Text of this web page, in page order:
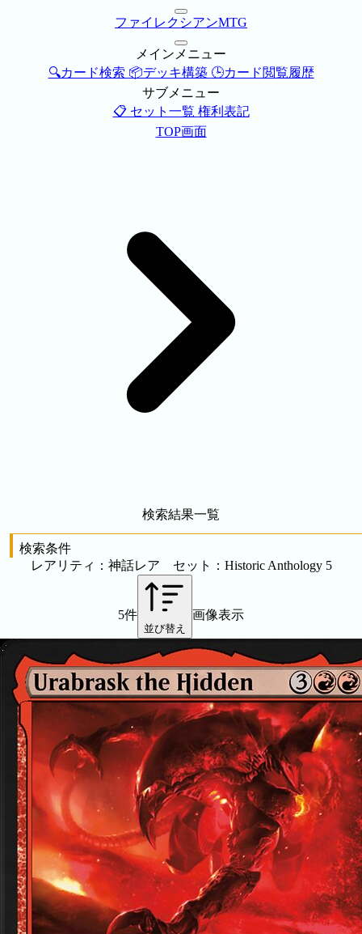
ファイレクシアンMTG
メインメニュー
🔍カード検索 📦デッキ構築 🕒カード閲覧履歴
サブメニュー
📋 セット一覧 権利表記
TOP画面
検索結果一覧
検索条件
レアリティ：神話レア セット：Historic Anthology 5
5件
並び替え
画像表示